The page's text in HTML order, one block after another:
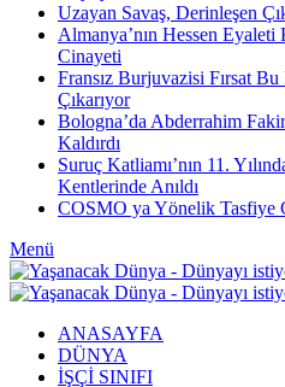
Uzayan Savaş, Derinleşen
Almanya’nın Hessen
Cinayeti
Fransız Burjuvazisi Fırsat Bu
Çıkarıyor
Bologna’da Abderrahim
Kaldırdı
Suruç Katliamı’nın 11.
Kentlerinde Anıldı
COSMO ya Yönelik
Menü
ANASAYFA
DÜNYA
İŞÇİ SINIFI